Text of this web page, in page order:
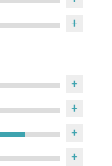
+
+
+
+
+